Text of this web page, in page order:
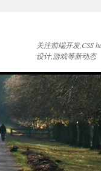
关注前端开发,CSS
设计,游戏等新动态